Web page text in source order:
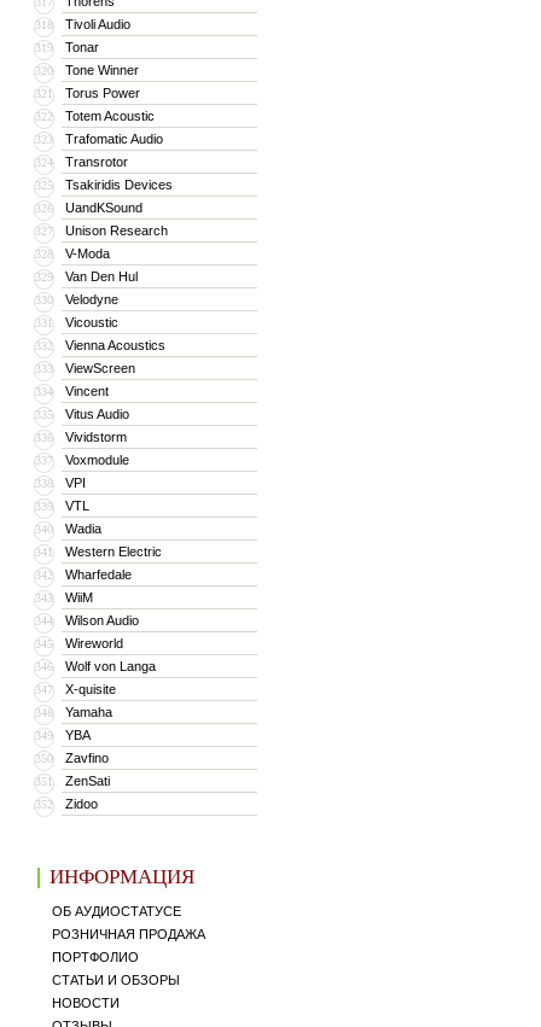
318 Tivoli Audio
319 Tonar
320 Tone Winner
321 Torus Power
322 Totem Acoustic
323 Trafomatic Audio
324 Transrotor
325 Tsakiridis Devices
326 UandKSound
327 Unison Research
328 V-Moda
329 Van Den Hul
330 Velodyne
331 Vicoustic
332 Vienna Acoustics
333 ViewScreen
334 Vincent
335 Vitus Audio
336 Vividstorm
337 Voxmodule
338 VPI
339 VTL
340 Wadia
341 Western Electric
342 Wharfedale
343 WiiM
344 Wilson Audio
345 Wireworld
346 Wolf von Langa
347 X-quisite
348 Yamaha
349 YBA
350 Zavfino
351 ZenSati
352 Zidoo
ИНФОРМАЦИЯ
ОБ АУДИОСТАТУСЕ
РОЗНИЧНАЯ ПРОДАЖА
ПОРТФОЛИО
СТАТЬИ И ОБЗОРЫ
НОВОСТИ